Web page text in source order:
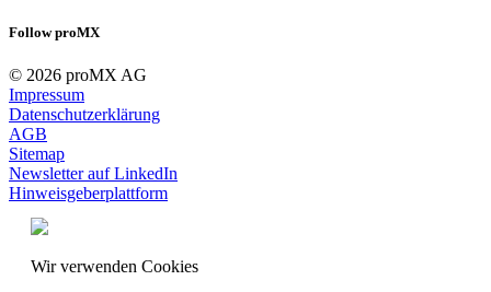
Follow proMX
© 2026 proMX AG
Impressum
Datenschutzerklärung
AGB
Sitemap
Newsletter auf LinkedIn
Hinweisgeberplattform
Wir verwenden Cookies